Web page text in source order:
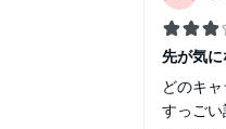
先が気に
どのキ
すっご